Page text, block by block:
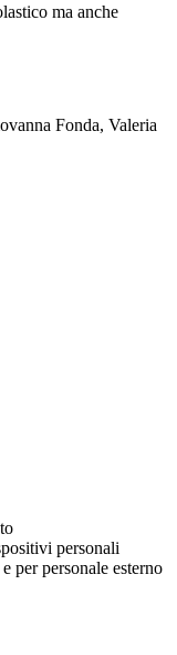
ma anche
Fonda, Valeria
personali
per personale esterno